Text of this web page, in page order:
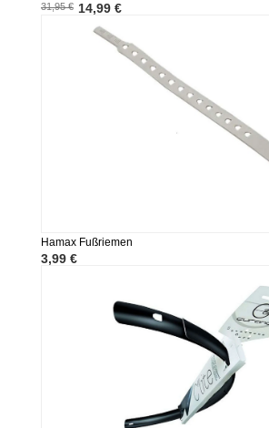
31,95 € 14,99 €
Hamax Fußriemen
3,99 €